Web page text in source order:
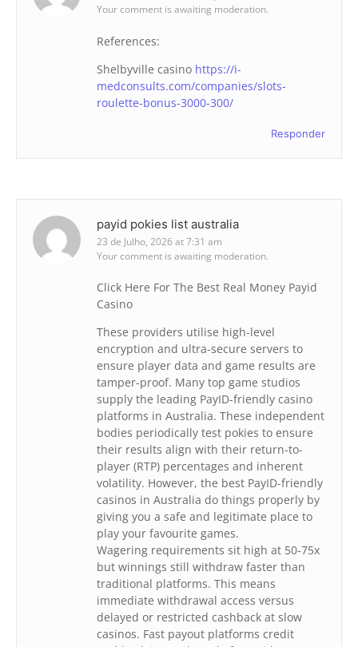
Your comment is awaiting moderation.
References:
Shelbyville casino https://i-
medconsults.com/companies/slots-
roulette-bonus-3000-300/
Responder
payid pokies list australia
23 de Julho, 2026 at 7:31 am
Your comment is awaiting moderation.
Click Here For The Best Real Money Payid
Casino
These providers utilise high-level
encryption and ultra-secure servers to
ensure player data and game results are
tamper-proof. Many top game studios
supply the leading PayID-friendly casino
platforms in Australia. These independent
bodies periodically test pokies to ensure
their results align with their return-to-
player (RTP) percentages and inherent
volatility. However, the best PayID-friendly
casinos in Australia do things properly by
giving you a safe and legitimate place to
play your favourite games.
Wagering requirements sit high at 50-75x
but winnings still withdraw faster than
traditional platforms. This means
immediate withdrawal access versus
delayed or restricted cashback at slow
casinos. Fast payout platforms credit